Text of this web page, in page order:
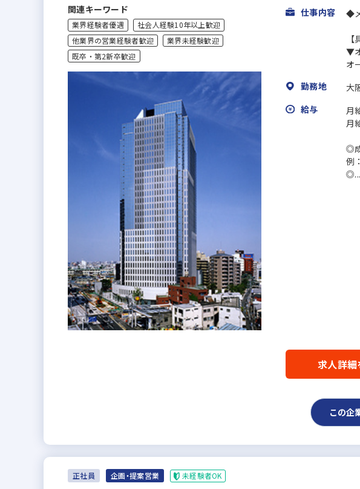
関連キーワード
業界経験者優遇
社会人経験10年以上歓迎
他業界の営業経験者歓迎
業界未経験歓迎
既卒・第2新卒歓迎
仕事内容 ◆
▼
オ
勤務地
大
給与
月
月
◎
例
◎...
求人詳細
この企
正社員 企画・提案営業 未経験者OK